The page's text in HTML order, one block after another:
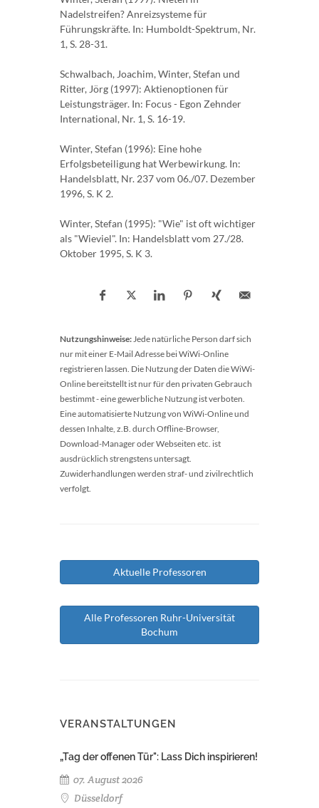
Nadelstreifen? Anreizsysteme für
Führungskräfte. In: Humboldt-Spektrum, Nr.
1, S. 28-31.
Schwalbach, Joachim, Winter, Stefan und
Ritter, Jörg (1997): Aktienoptionen für
Leistungsträger. In: Focus - Egon Zehnder
International, Nr. 1, S. 16-19.
Winter, Stefan (1996): Eine hohe
Erfolgsbeteiligung hat Werbewirkung. In:
Handelsblatt, Nr. 237 vom 06./07. Dezember
1996, S. K 2.
Winter, Stefan (1995): "Wie" ist oft wichtiger
als "Wieviel". In: Handelsblatt vom 27./28.
Oktober 1995, S. K 3.
Nutzungshinweise:Jede natürliche Person darf sich
nur mit einer E-Mail Adresse bei WiWi-Online
registrieren lassen. Die Nutzung der Daten die WiWi-
Online bereitstellt ist nur für den privaten Gebrauch
bestimmt - eine gewerbliche Nutzung ist verboten.
Eine automatisierte Nutzung von WiWi-Online und
dessen Inhalte, z.B. durch Offline-Browser,
Download-Manager oder Webseiten etc. ist
ausdrücklich strengstens untersagt.
Zuwiderhandlungen werden straf- und zivilrechtlich
verfolgt.
Aktuelle Professoren
Alle Professoren Ruhr-Universität
Bochum
VERANSTALTUNGEN
„Tag der offenen Tür": Lass Dich inspirieren!
07. August 2026
Düsseldorf